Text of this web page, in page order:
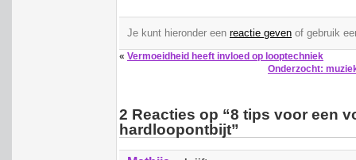
Je kunt hieronder een reactie geven of gebruik
« Vermoeidheid heeft invloed op looptechniek
Onderzocht:
2 Reacties op “8 tips voor een
hardloopontbijt”